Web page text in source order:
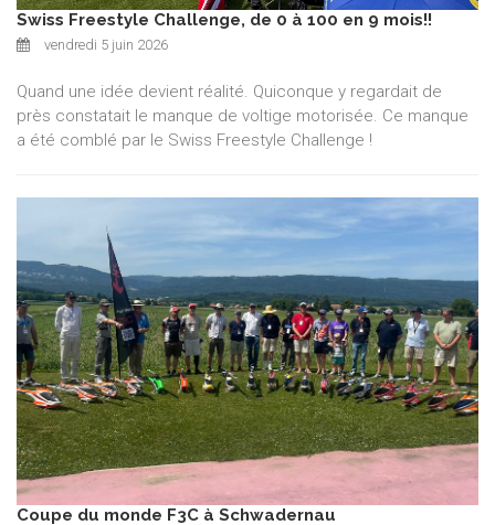
Swiss Freestyle Challenge, de 0 à 100 en 9 mois!!
vendredi 5 juin 2026
Quand une idée devient réalité. Quiconque y regardait de
près constatait le manque de voltige motorisée. Ce manque
a été comblé par le Swiss Freestyle Challenge !
Coupe du monde F3C à Schwadernau